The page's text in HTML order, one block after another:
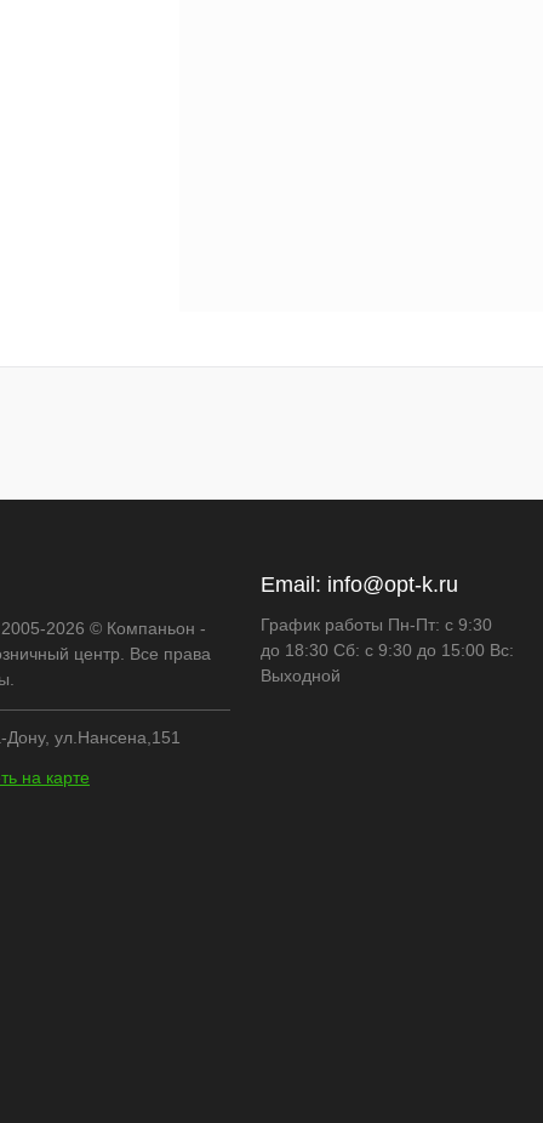
2026 © Компаньон -
центр. Все права
Дону, ул.Нансена,151
на карте
Email: info@opt-k.ru
График работы Пн-Пт: с 9:30
до 18:30 Сб: с 9:30 до 15:00 Вс:
Выходной